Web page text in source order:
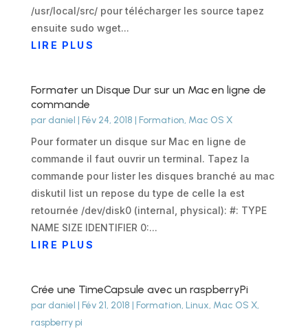
/usr/local/src/ pour télécharger les source tapez
ensuite sudo wget...
LIRE PLUS
Formater un Disque Dur sur un Mac en ligne de
commande
par daniel | Fév 24, 2018 | Formation, Mac OS X
Pour formater un disque sur Mac en ligne de
commande il faut ouvrir un terminal. Tapez la
commande pour lister les disques branché au mac
diskutil list un repose du type de celle la est
retournée /dev/disk0 (internal, physical): #: TYPE
NAME SIZE IDENTIFIER 0:...
LIRE PLUS
Crée une TimeCapsule avec un raspberryPi
par daniel | Fév 21, 2018 | Formation, Linux, Mac OS X,
raspberry pi